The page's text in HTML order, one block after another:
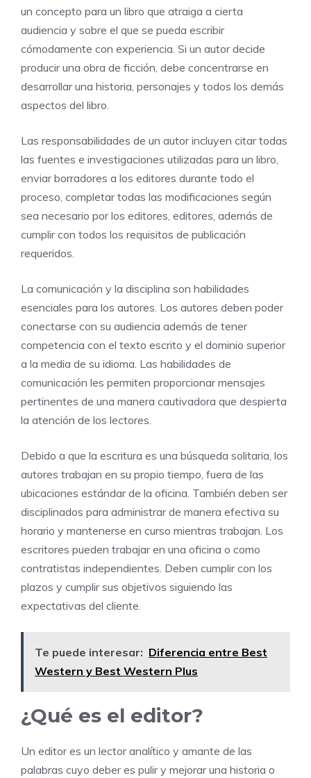
un concepto para un libro que atraiga a cierta
audiencia y sobre el que se pueda escribir
cómodamente con experiencia. Si un autor decide
producir una obra de ficción, debe concentrarse en
desarrollar una historia, personajes y todos los demás
aspectos del libro.
Las responsabilidades de un autor incluyen citar todas
las fuentes e investigaciones utilizadas para un libro,
enviar borradores a los editores durante todo el
proceso, completar todas las modificaciones según
sea necesario por los editores, editores, además de
cumplir con todos los requisitos de publicación
requeridos.
La comunicación y la disciplina son habilidades
esenciales para los autores. Los autores deben poder
conectarse con su audiencia además de tener
competencia con el texto escrito y el dominio superior
a la media de su idioma. Las habilidades de
comunicación les permiten proporcionar mensajes
pertinentes de una manera cautivadora que despierta
la atención de los lectores.
Debido a que la escritura es una búsqueda solitaria, los
autores trabajan en su propio tiempo, fuera de las
ubicaciones estándar de la oficina. También deben ser
disciplinados para administrar de manera efectiva su
horario y mantenerse en curso mientras trabajan. Los
escritores pueden trabajar en una oficina o como
contratistas independientes. Deben cumplir con los
plazos y cumplir sus objetivos siguiendo las
expectativas del cliente.
Te puede interesar: Diferencia entre Best
Western y Best Western Plus
¿Qué es el editor?
Un editor es un lector analítico y amante de las
palabras cuyo deber es pulir y mejorar una historia o